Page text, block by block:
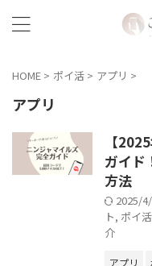
HOME > ポイ活 > アプリ >
アプリ
【
ガイド
方法
2025/
ト, ポイ活
介
アプリ